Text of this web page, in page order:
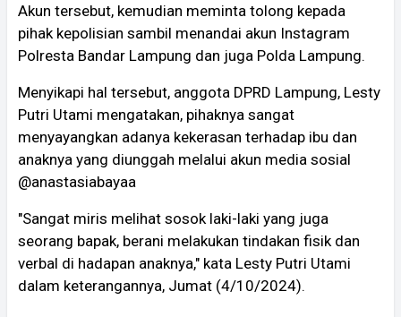
Akun tersebut, kemudian meminta tolong kepada
pihak kepolisian sambil menandai akun Instagram
Polresta Bandar Lampung dan juga Polda Lampung.
Menyikapi hal tersebut, anggota DPRD Lampung, Lesty
Putri Utami mengatakan, pihaknya sangat
menyayangkan adanya kekerasan terhadap ibu dan
anaknya yang diunggah melalui akun media sosial
@anastasiabayaa
"Sangat miris melihat sosok laki-laki yang juga
seorang bapak, berani melakukan tindakan fisik dan
verbal di hadapan anaknya," kata Lesty Putri Utami
dalam keterangannya, Jumat (4/10/2024).